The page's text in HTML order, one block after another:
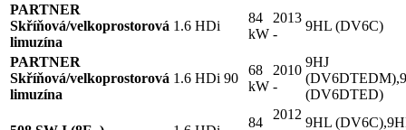
PARTNER
Skříňová/velkoprostorová
limuzína
1.6 HDi
84
kW
2013
-
9HL (DV6C)
PARTNER
Skříňová/velkoprostorová
limuzína
1.6 HDi 90
68
kW
2010
-
9HJ
(DV6DTED)
84
2012
9HL